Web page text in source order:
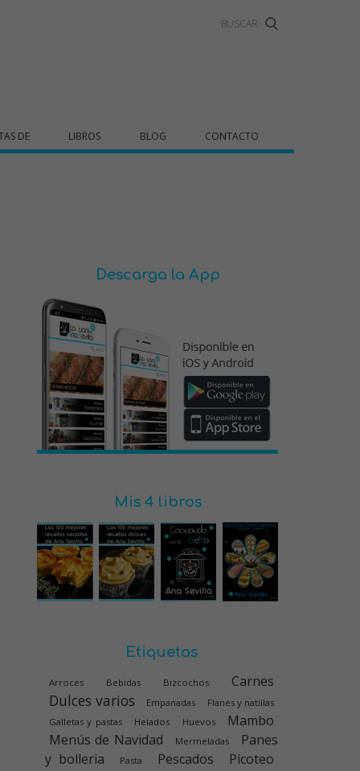
DE LIBROS BLOG CONTACTO
Descarga la App
Mis 4 libros
Etiquetas
Arroces Bebidas Bizcochos Carnes
Dulces varios Empanadas
Flanes y natillas
Galletas y pastas
Helados Huevos
Mambo
Menús de Navidad
Mermeladas
Panes
y bolleria
Pasta Pescados Picoteo